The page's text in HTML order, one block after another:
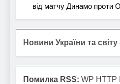
від матчу Динамо проти
Новини України та
Помилка RSS: WP HTTP